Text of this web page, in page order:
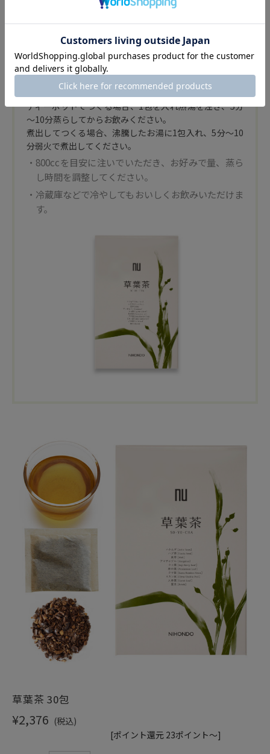
お召し上がり方
ティーポットでつくる場合、1包を入れ熱湯を注ぎ、5分
～10分蒸らしてからお飲みください。
煮出してつくる場合、沸騰したお湯に1包入れ、5分～10
分弱火で煮出してください。
・800ccを目安に注いでいただき、お好みで量、蒸ら
し時間を調整してください。
・冷蔵庫などで冷やしてもおいしくお飲みいただけま
す。
草葉茶 30包
¥2,376 (税込)
[ポイント還元 23ポイント～]